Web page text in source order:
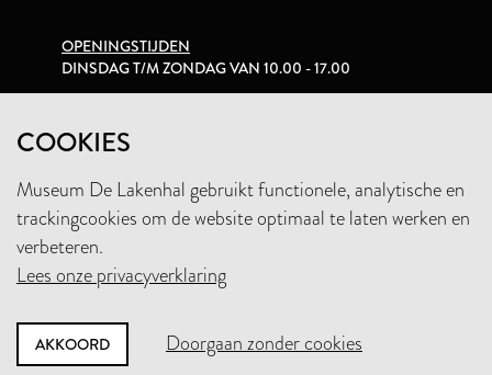
COOKIES
Museum De Lakenhal gebruikt functionele, analytische en
trackingcookies om de website optimaal te laten werken en
verbeteren.
Lees onze privacyverklaring
AKKOORD Doorgaan zonder cookies
OPENINGSTIJDEN
DINSDAG T/M ZONDAG VAN 10.00 - 17.00
+31 (0)71 5165360
INFO@LAKENHAL.NL
STEUN HET MUSEUM
NIEUWSBRIEF